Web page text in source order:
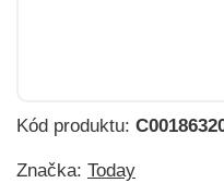
Kód produktu:
Značka: Today